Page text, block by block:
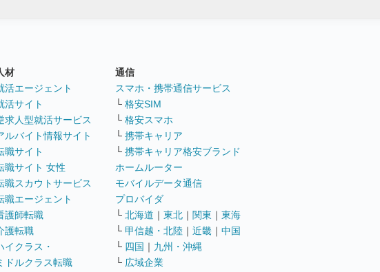
材
活エージェント
活サイト
求人型就活サービス
ルバイト情報サイト
職サイト
職サイト 女性
職スカウトサービス
職エージェント
護師転職
護転職
イクラス・
ドルクラス転職
通信
スマホ・携帯通信サービス
└ 格安SIM
└ 格安スマホ
└ 携帯キャリア
└ 携帯キャリア格安ブランド
ホームルーター
モバイルデータ通信
プロバイダ
└ 北海道 ｜ 東北 ｜ 関東 ｜ 東海
└ 甲信越・北陸 ｜ 近畿 ｜ 中国
└ 四国 ｜ 九州・沖縄
└ 広域企業